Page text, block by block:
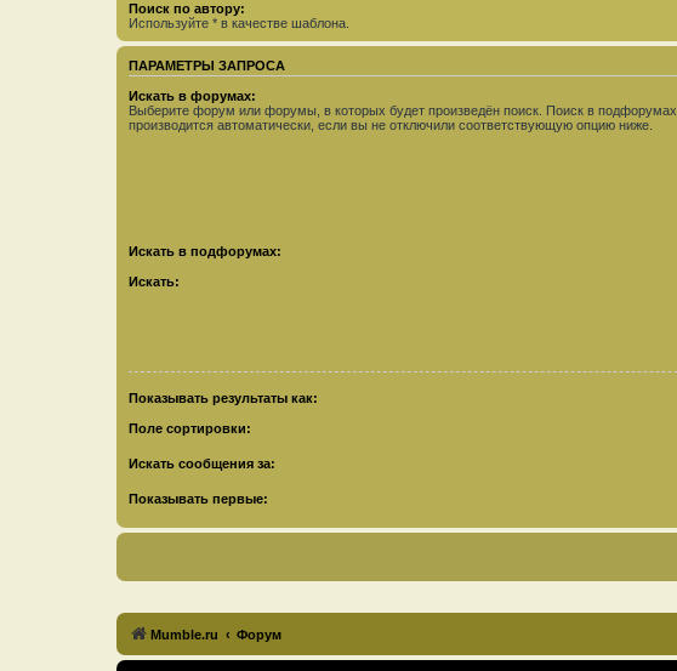
Поиск по автору:
Используйте * в качестве шаблона.
ПАРАМЕТРЫ ЗАПРОСА
Искать в форумах:
Выберите форум или форумы, в которых будет произведён поиск. Поиск в подфорумах
производится автоматически, если вы не отключили соответствующую опцию ниже.
Искать в подфорумах:
Искать:
Показывать результаты как:
Поле сортировки:
Искать сообщения за:
Показывать первые:
Mumble.ru Форум